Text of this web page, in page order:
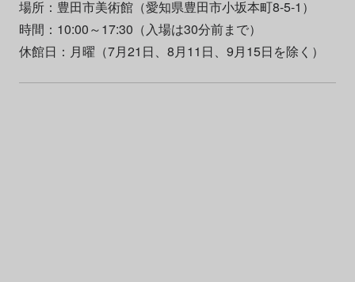
場所：豊田市美術館（愛知県豊田市小坂本町8-5-1）
時間：10:00～17:30（入場は30分前まで）
休館日：月曜（7月21日、8月11日、9月15日を除く）